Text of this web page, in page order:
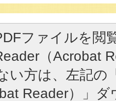
ファイルを閲
（Acrobat
い方は、左記の
Reader）」